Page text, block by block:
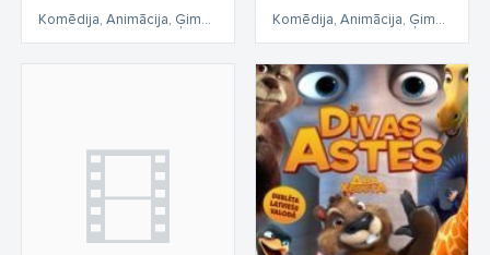
Komēdija, Animācija, Ģimenes, Piedzīvojumu Komēdija, Animācija, Ģimenes, Piedzīvojumu